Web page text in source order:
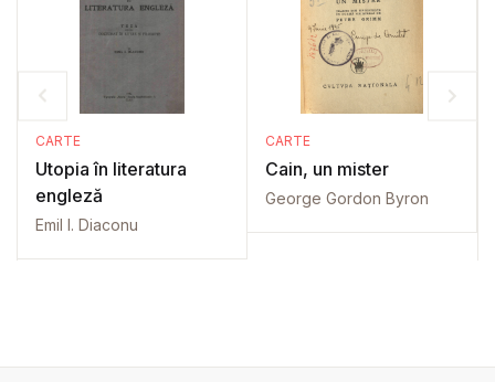
CARTE
Utopia în literatura
engleză
Emil I. Diaconu
CARTE
Cain, un mister
George Gordon Byron